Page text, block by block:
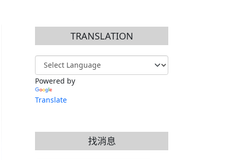
TRANSLATION
Powered by
Translate
找消息